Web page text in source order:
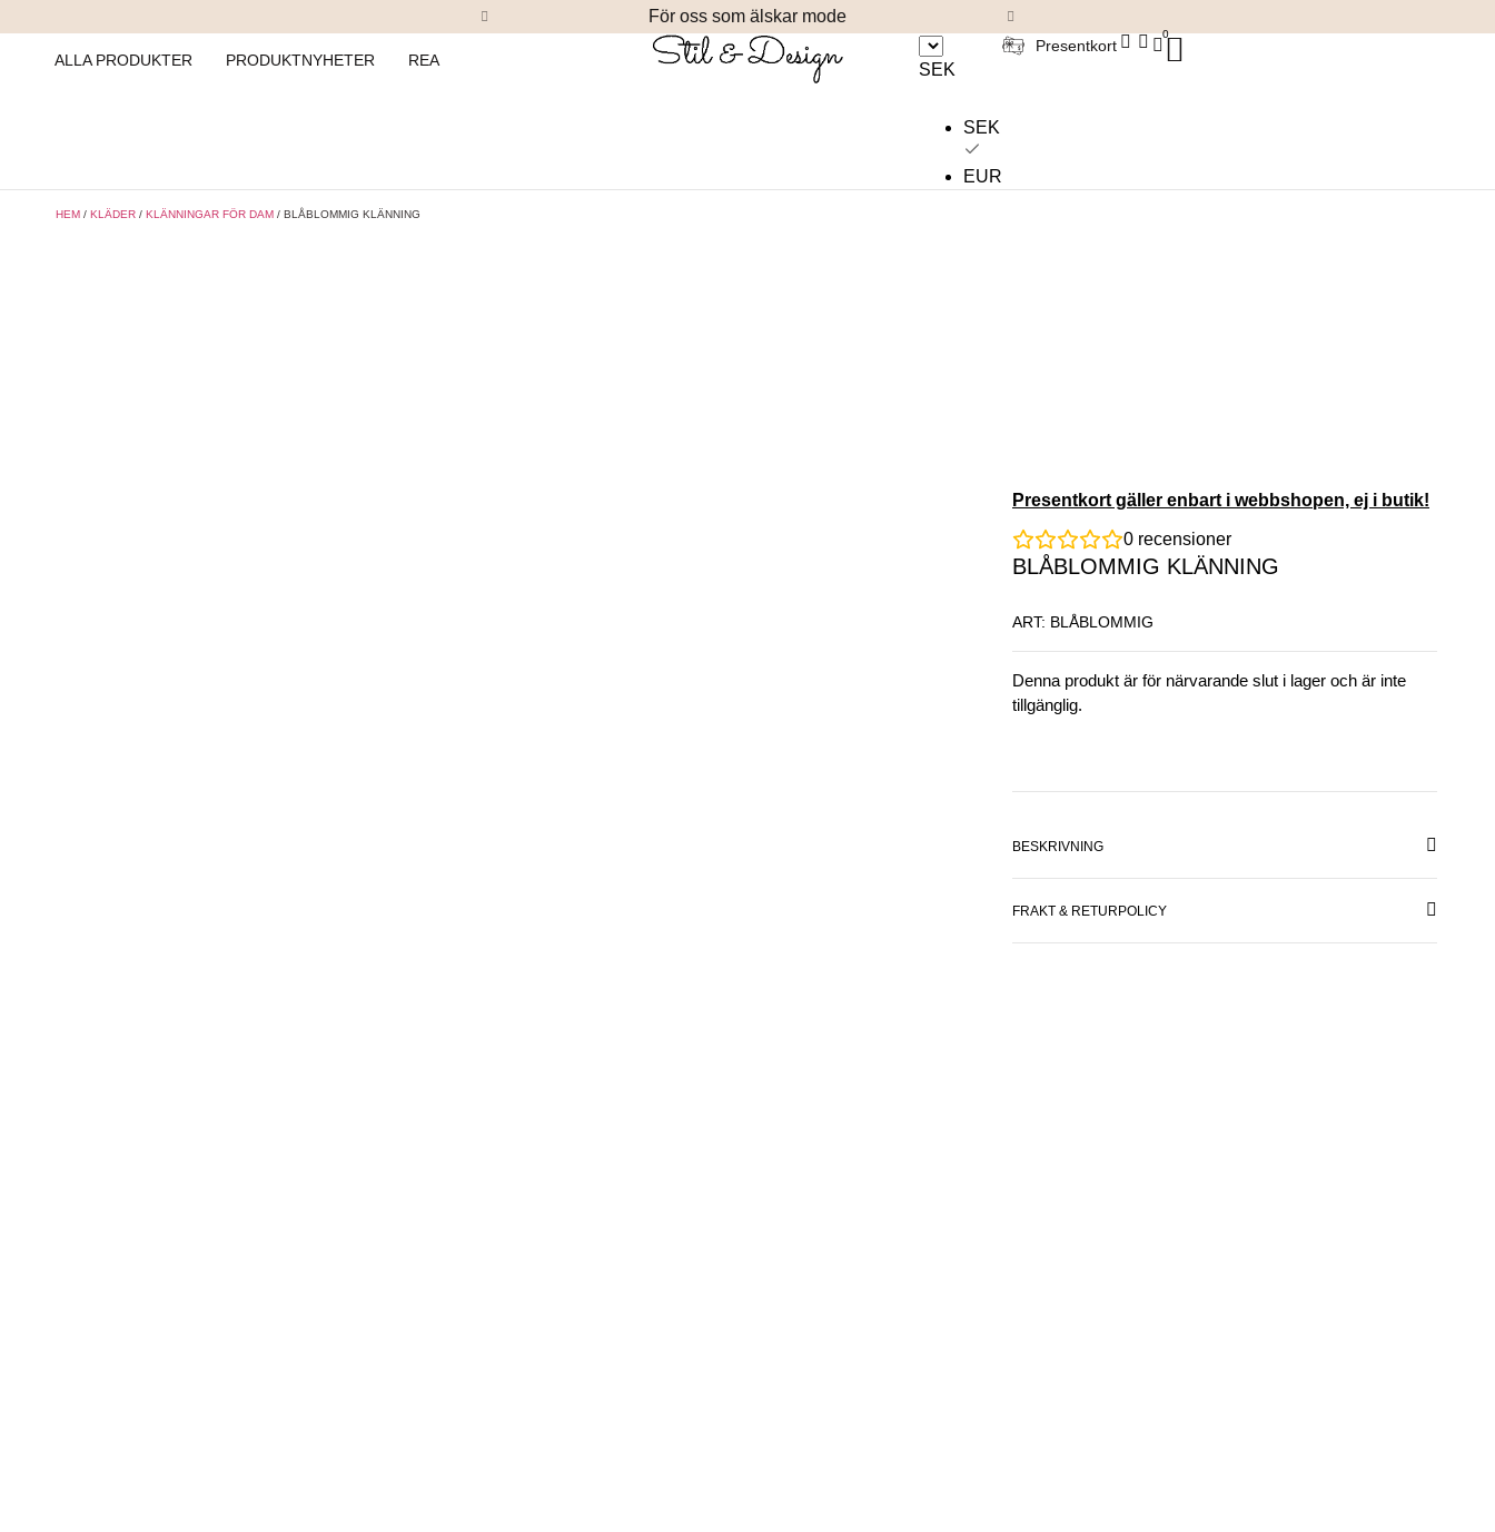
För oss som älskar mode
ALLA PRODUKTER PRODUKTNYHETER REA SEK
SEK
EUR
Presentkort
0
HEM / KLÄDER / KLÄNNINGAR FÖR DAM / BLÅBLOMMIG KLÄNNING
Presentkort gäller enbart i webbshopen, ej i butik!
0 recensioner
BLÅBLOMMIG KLÄNNING
ART: BLÅBLOMMIG
Denna produkt är för närvarande slut i lager och är inte
tillgänglig.
BESKRIVNING
FRAKT & RETURPOLICY